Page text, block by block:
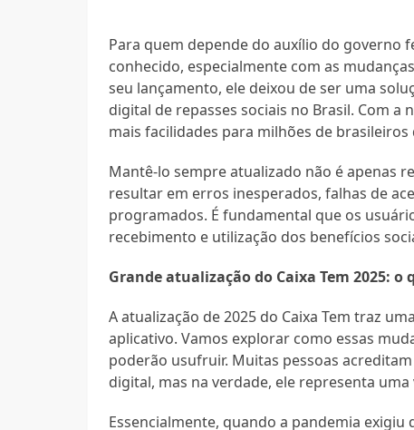
Para quem depende do auxílio do governo
conhecido, especialmente com as
seu lançamento, ele deixou de ser uma
digital de repasses sociais no Brasil. Com a
mais facilidades para milhões de
Mantê-lo sempre atualizado não é apenas
resultar em erros inesperados, falhas de
programados. É fundamental que os
recebimento e utilização dos benefícios
Grande atualização do Caixa Tem 2025:
A atualização de 2025 do Caixa Tem traz
aplicativo. Vamos explorar como essas
poderão usufruir. Muitas pessoas
digital, mas na verdade, ele representa
Essencialmente, quando a pandemia